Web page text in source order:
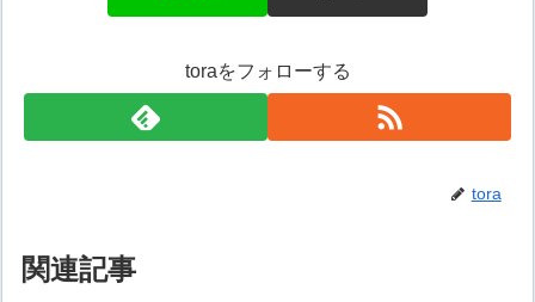
toraをフォローする
tora
関連記事